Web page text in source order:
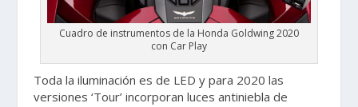
Cuadro de instrumentos de la Honda Goldwing 2020
con Car Play
Toda la iluminación es de LED y para 2020 las
versiones ‘Tour’ incorporan luces antiniebla de